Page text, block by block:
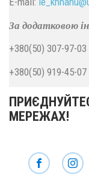
За додатковою
+380(50) 307-97-
+380(50) 919-45-
МЕРЕЖАХ!